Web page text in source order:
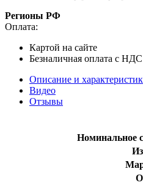
Регионы РФ
Оплата:
Картой на сайте
Безналичная оплата с НДС
Описание и
Видео
Отзывы
Номинальное